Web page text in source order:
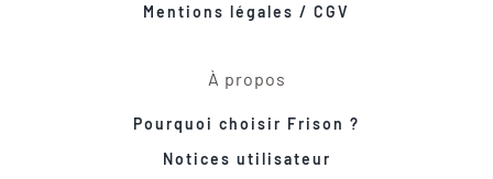
Mentions légales / CGV
À propos
Pourquoi choisir Frison ?
Notices utilisateur